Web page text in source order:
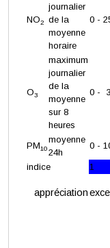
NO2
journalier
de la
moyenne
horaire
0 -
O3
maximum
journalier
de la
moyenne
sur 8
heures
0 -
PM10
moyenne
24h
0 -
indice 1
appréciation